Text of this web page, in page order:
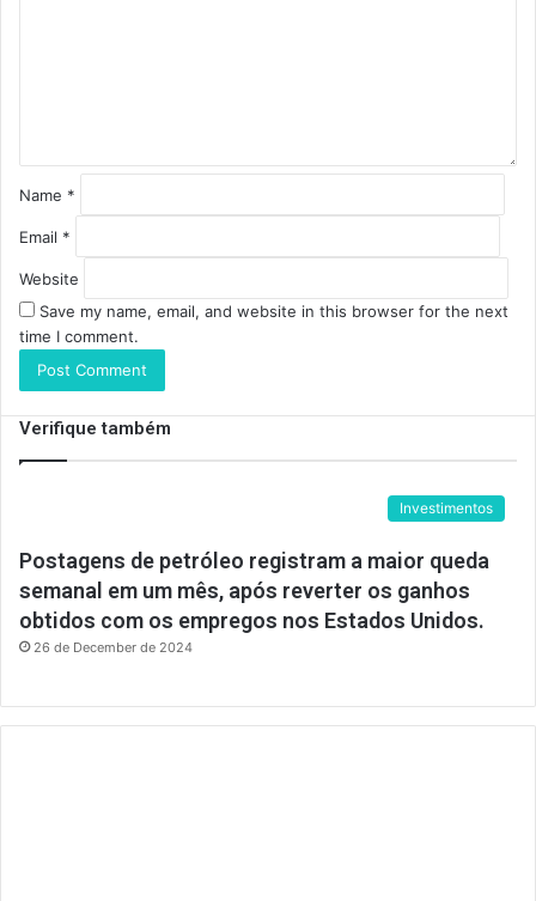
Name *
Email *
Website
Save my name, email, and website in this browser for the next
time I comment.
Verifique também
Investimentos
Postagens de petróleo registram a maior queda
semanal em um mês, após reverter os ganhos
obtidos com os empregos nos Estados Unidos.
26 de December de 2024